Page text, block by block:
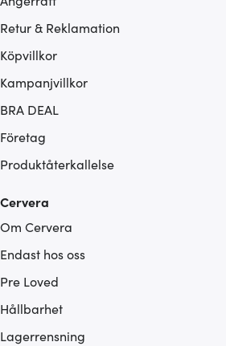
Retur & Reklamation
Köpvillkor
Kampanjvillkor
BRA DEAL
Företag
Produktåterkallelse
Cervera
Om Cervera
Endast hos oss
Pre Loved
Hållbarhet
Lagerrensning